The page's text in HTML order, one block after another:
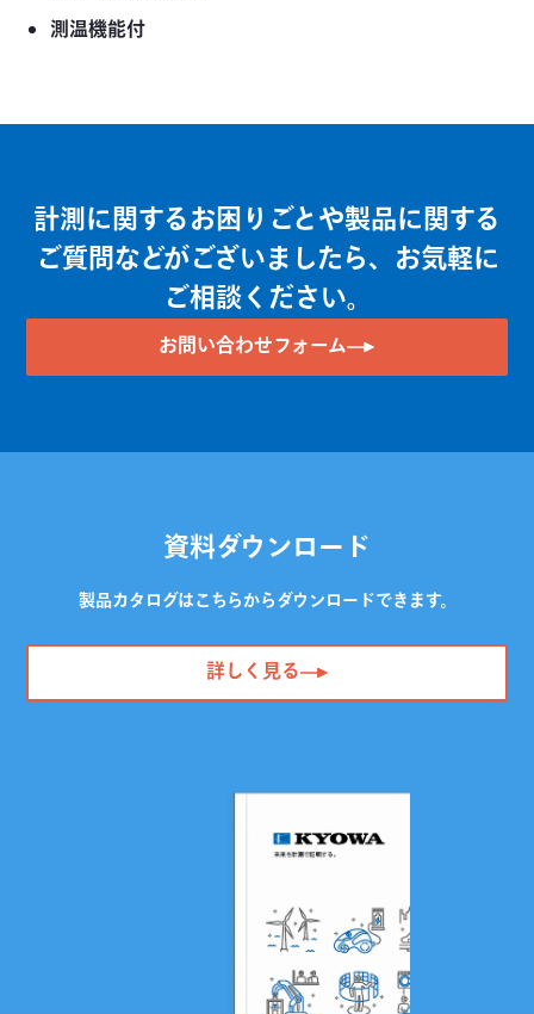
測温機能付
計測に関するお困りごとや製品に関する
ご質問などがございましたら、お気軽に
ご相談ください。
お問い合わせフォーム
資料ダウンロード
製品カタログはこちらからダウンロードできます。
詳しく見る